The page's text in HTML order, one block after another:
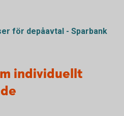
för depåavtal - Sparbank
individuellt